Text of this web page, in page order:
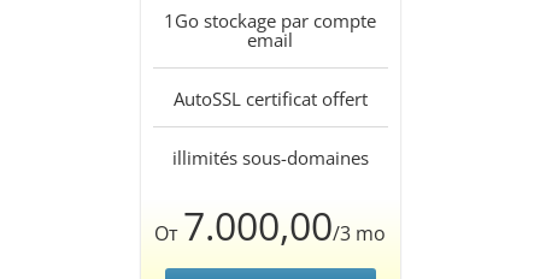
1Go stockage par compte
email
AutoSSLcertificat offert
illimitéssous-domaines
От 7.000,00/3 mo